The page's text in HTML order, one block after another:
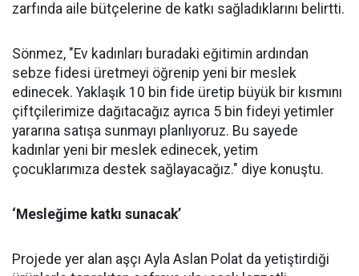
zarfında aile bütçelerine de katkı sağladıklarını belirtti.
Sönmez, "Ev kadınları buradaki eğitimin ardından
sebze fidesi üretmeyi öğrenip yeni bir meslek
edinecek. Yaklaşık 10 bin fide üretip büyük bir kısmını
çiftçilerimize dağıtacağız ayrıca 5 bin fideyi yetimler
yararına satışa sunmayı planlıyoruz. Bu sayede
kadınlar yeni bir meslek edinecek, yetim
çocuklarımıza destek sağlayacağız." diye konuştu.
‘Mesleğime katkı sunacak’
Projede yer alan aşçı Ayla Aslan Polat da yetiştirdiği